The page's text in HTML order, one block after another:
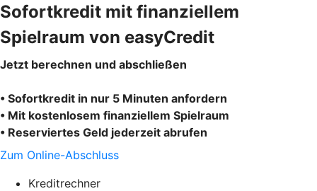
Sofortkredit mit finanziellem
Spielraum von easyCredit
Jetzt berechnen und abschließen
• Sofortkredit in nur 5 Minuten anfordern
• Mit kostenlosem finanziellem Spielraum
• Reserviertes Geld jederzeit abrufen
Zum Online-Abschluss
Kreditrechner